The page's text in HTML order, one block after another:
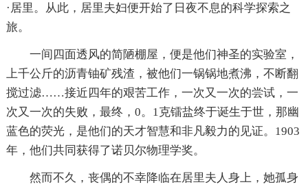
·居里。从此，居里夫妇便开始了日夜不息的科学探索之
旅。
一间四面透风的简陋棚屋，便是他们神圣的实验室，
上千公斤的沥青铀矿残渣，被他们一锅锅地煮沸，不断翻
搅过滤……接近四年的艰苦工作，一次又一次的尝试，一
次又一次的失败，最终，0。1克镭盐终于诞生于世，那幽
蓝色的荧光，是他们的天才智慧和非凡毅力的见证。1903
年，他们共同获得了诺贝尔物理学奖。
然而不久，丧偶的不幸降临在居里夫人身上，她孤身